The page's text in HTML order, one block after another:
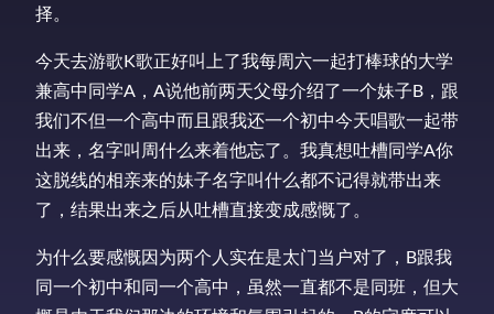
择。
今天去游歌K歌正好叫上了我每周六一起打棒球的大学
兼高中同学A，A说他前两天父母介绍了一个妹子B，跟
我们不但一个高中而且跟我还一个初中今天唱歌一起带
出来，名字叫周什么来着他忘了。我真想吐槽同学A你
这脱线的相亲来的妹子名字叫什么都不记得就带出来
了，结果出来之后从吐槽直接变成感慨了。
为什么要感慨因为两个人实在是太门当户对了，B跟我
同一个初中和同一个高中，虽然一直都不是同班，但大